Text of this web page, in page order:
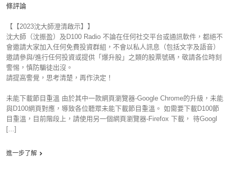
條評論
【【2023沈大師澄清啟示】】
沈大師（沈振盈）及D100 Radio 不論在任何社交平台或通訊軟件，都絕不
會邀請大家加入任何免費投資群組，不會以私人訊息（包括文字及語音）
邀請參與/進行任何投資或提供「爆升股」之類的股票號碼，敬請各位時刻
警惕，慎防騙徒出沒。
請提高警覺，思考清楚，再作決定！
未能下載節目重溫 由於其中一款網頁瀏覽器-Google Chrome的升級，未能
與D100網頁對應，導致各位聽眾未能下載節目重溫。 如需要下載D100節
目重溫，目前階段上，請使用另一個網頁瀏覽器-Firefox 下載， 待Googl
[...]
進一步了解